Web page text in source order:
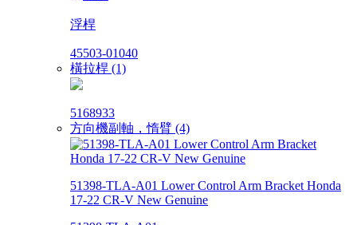
浮桿
45503-01040
橫拉桿 (1)
5168933
方向機副軸，惰臂 (4)
51398-TLA-A01 Lower Control Arm Bracket Honda
17-22 CR-V New Genuine